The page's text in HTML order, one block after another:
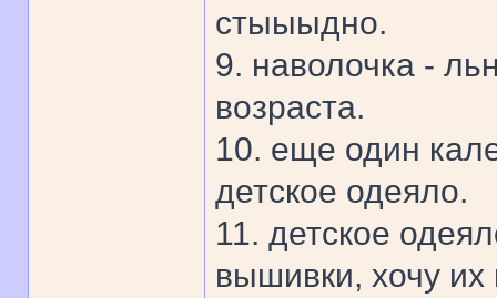
стыыыдно.
9. наволочка -
возраста.
10. еще один
детское одеяло.
11. детское
вышивки, хочу их